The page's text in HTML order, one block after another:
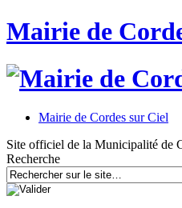
Mairie de
Mairie de Cordes sur Ciel
Site officiel de la Municipalité de
Recherche